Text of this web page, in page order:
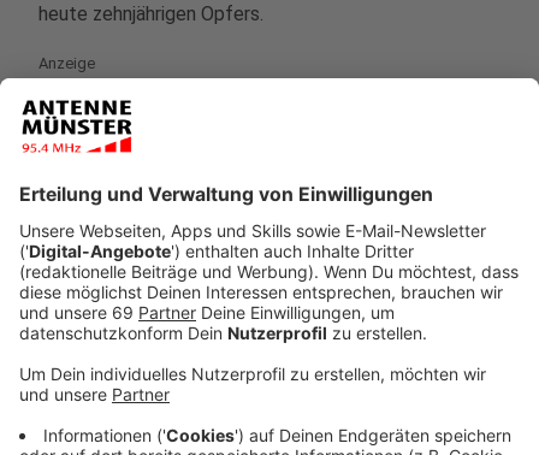
heute zehnjährigen Opfers.
Anzeige
Demnach habe die Frau immer versichert, nicht mit
des Kindes zu gewährleisten. Beratungs- und
Hilfsangebote des Jugendamtes habe sie abgelehnt,
sagte Stamp. Wie im Missbrauchsfall Lügde zeuge
auch der Fall Münster davon, "dass wir die
Bemühungen für das frühere Erkennen von Anzeichen
für Kindesmissbrauch verstärken müssen", sagte
Stamp.
Anzeige